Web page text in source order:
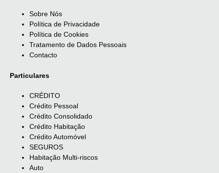
Sobre Nós
Política de Privacidade
Política de Cookies
Tratamento de Dados Pessoais
Contacto
Particulares
CRÉDITO
Crédito Pessoal
Crédito Consolidado
Crédito Habitação
Crédito Automóvel
SEGUROS
Habitação Multi-riscos
Auto